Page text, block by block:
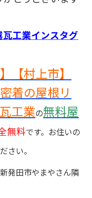
瓦工業インスタグ
【村上市】
着の屋根リ
工業の無料屋
無料です。お住いの
さい。
発田市やまやさん隣